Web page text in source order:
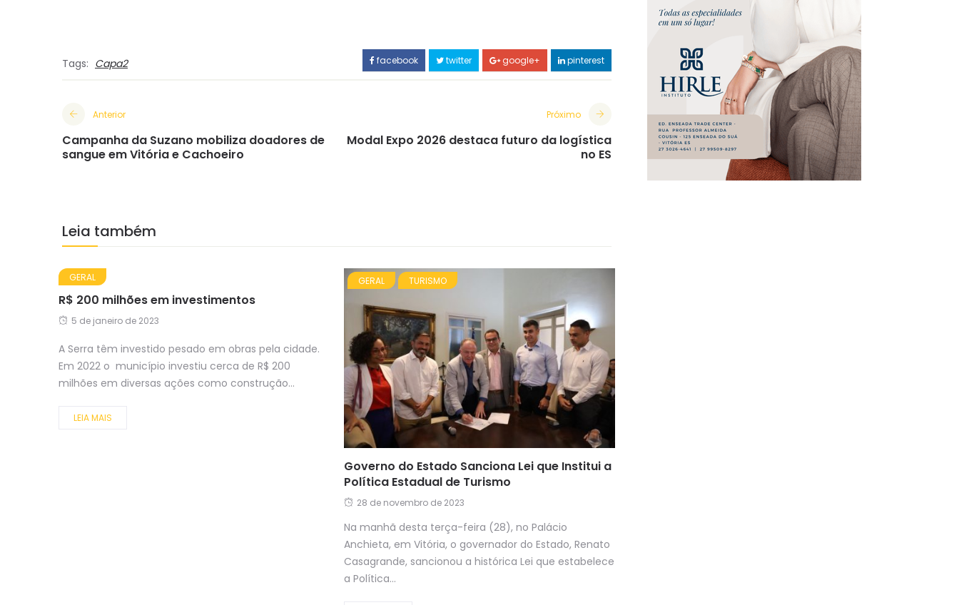
Tags: Capa2 facebook twitter google+ pinterest
Anterior
Campanha da Suzano mobiliza doadores de
sangue em Vitória e Cachoeiro
Próximo
Modal Expo 2026 destaca futuro da logística
no ES
Leia também
GERAL
R$ 200 milhões em investimentos
5 de janeiro de 2023
A Serra têm investido pesado em obras pela cidade.
Em 2022 o município investiu cerca de R$ 200
milhões em diversas ações como construção...
LEIA MAIS
GERAL TURISMO
Governo do Estado Sanciona Lei que Institui a
Política Estadual de Turismo
28 de novembro de 2023
Na manhã desta terça-feira (28), no Palácio
Anchieta, em Vitória, o governador do Estado, Renato
Casagrande, sancionou a histórica Lei que estabelece
a Política...